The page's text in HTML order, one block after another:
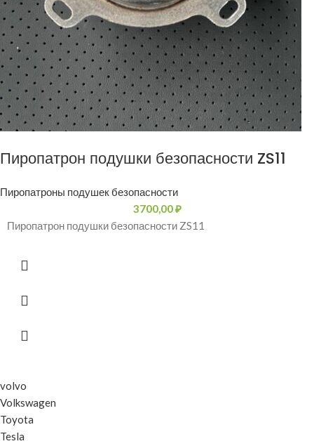
Пиропатрон подушки безопасности ZS11
Пиропатроны подушек безопасности
3700,00₽
Пиропатрон подушки безопасности ZS11
volvo
Volkswagen
Toyota
Tesla